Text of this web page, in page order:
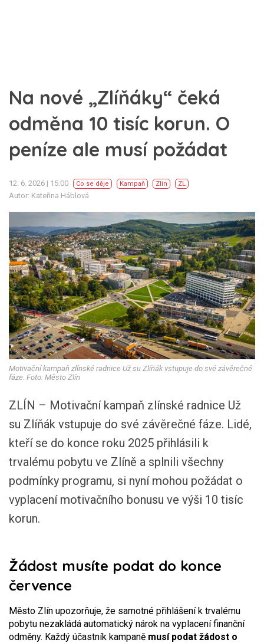
Na nové „Zlíňáky“ čeká
odměna 10 tisíc korun. O
peníze ale musí požádat
12. 6. 2026 | 15:00 Co se děje Kampaň Zlín ZL
Autor: Kateřina Háblová
Motivační kampaň zlínské radnice Už su Zlíňák vstupuje do své závěrečné
fáze. Foto: Město Zlín
ZLÍN – Motivační kampaň zlínské radnice Už
su Zlíňák vstupuje do své závěrečné fáze. Lidé,
kteří se do konce roku 2025 přihlásili k
trvalému pobytu ve Zlíně a splnili všechny
podmínky programu, si nyní mohou požádat o
vyplacení motivačního bonusu ve výši 10 tisíc
korun.
Žádost musíte podat do konce
července
Město Zlín upozorňuje, že samotné přihlášení k trvalému
pobytu nezakládá automatický nárok na vyplacení finanční
odměny. Každý účastník kampaně musí podat žádost o